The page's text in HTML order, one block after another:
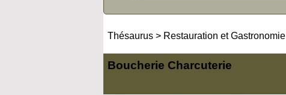
Thésaurus > Restauration et Gastronomie
Boucherie Charcuterie